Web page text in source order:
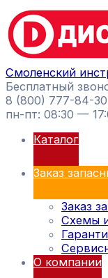
Перейти
к
содержимому
Смоленский
Бесплатный
8 (800) 777-84-30
пн-пт: 08:30 —
Каталог
Заказ
Заказ
Схемы
О компании
Поиск
товаров